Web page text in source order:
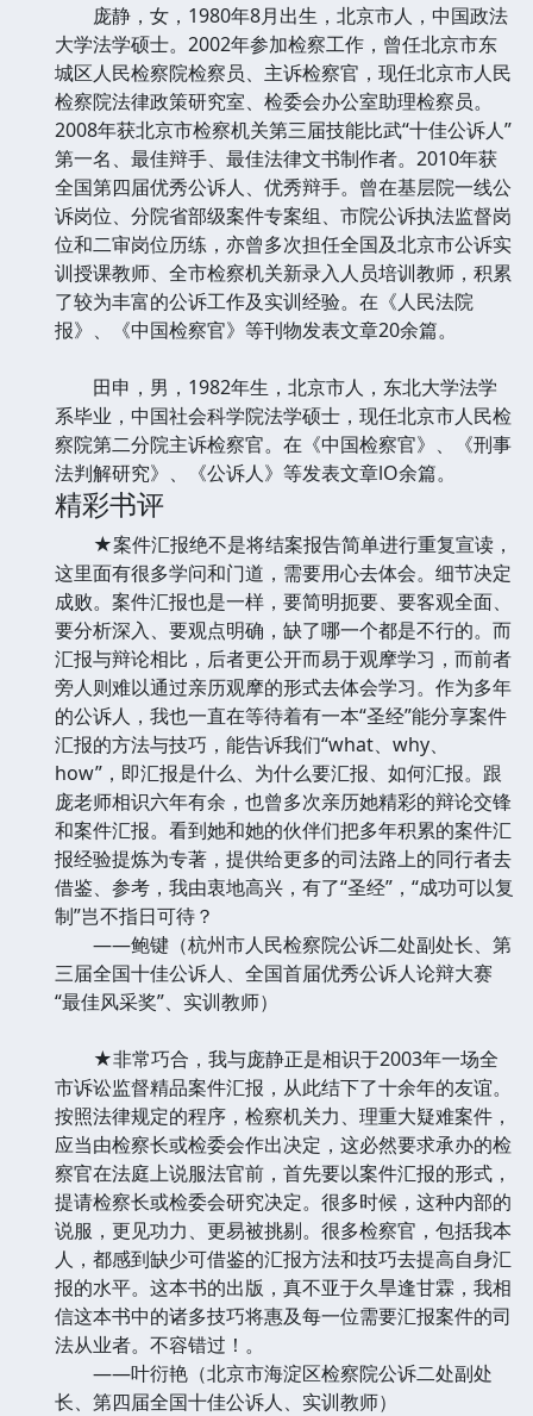
庞静，女，1980年8月出生，北京市人，中国政法
大学法学硕士。2002年参加检察工作，曾任北京市东
城区人民检察院检察员、主诉检察官，现任北京市人民
检察院法律政策研究室、检委会办公室助理检察员。
2008年获北京市检察机关第三届技能比武“十佳公诉人”
第一名、最佳辩手、最佳法律文书制作者。2010年获
全国第四届优秀公诉人、优秀辩手。曾在基层院一线公
诉岗位、分院省部级案件专案组、市院公诉执法监督岗
位和二审岗位历练，亦曾多次担任全国及北京市公诉实
训授课教师、全市检察机关新录入人员培训教师，积累
了较为丰富的公诉工作及实训经验。在《人民法院
报》、《中国检察官》等刊物发表文章20余篇。
田申，男，1982年生，北京市人，东北大学法学
系毕业，中国社会科学院法学硕士，现任北京市人民检
察院第二分院主诉检察官。在《中国检察官》、《刑事
法判解研究》、《公诉人》等发表文章lO余篇。
精彩书评
★案件汇报绝不是将结案报告简单进行重复宣读，
这里面有很多学问和门道，需要用心去体会。细节决定
成败。案件汇报也是一样，要简明扼要、要客观全面、
要分析深入、要观点明确，缺了哪一个都是不行的。而
汇报与辩论相比，后者更公开而易于观摩学习，而前者
旁人则难以通过亲历观摩的形式去体会学习。作为多年
的公诉人，我也一直在等待着有一本“圣经”能分享案件
汇报的方法与技巧，能告诉我们“what、why、
how”，即汇报是什么、为什么要汇报、如何汇报。跟
庞老师相识六年有余，也曾多次亲历她精彩的辩论交锋
和案件汇报。看到她和她的伙伴们把多年积累的案件汇
报经验提炼为专著，提供给更多的司法路上的同行者去
借鉴、参考，我由衷地高兴，有了“圣经”，“成功可以复
制”岂不指日可待？
——鲍键（杭州市人民检察院公诉二处副处长、第
三届全国十佳公诉人、全国首届优秀公诉人论辩大赛
“最佳风采奖”、实训教师）
★非常巧合，我与庞静正是相识于2003年一场全
市诉讼监督精品案件汇报，从此结下了十余年的友谊。
按照法律规定的程序，检察机关力、理重大疑难案件，
应当由检察长或检委会作出决定，这必然要求承办的检
察官在法庭上说服法官前，首先要以案件汇报的形式，
提请检察长或检委会研究决定。很多时候，这种内部的
说服，更见功力、更易被挑剔。很多检察官，包括我本
人，都感到缺少可借鉴的汇报方法和技巧去提高自身汇
报的水平。这本书的出版，真不亚于久旱逢甘霖，我相
信这本书中的诸多技巧将惠及每一位需要汇报案件的司
法从业者。不容错过！。
——叶衍艳（北京市海淀区检察院公诉二处副处
长、第四届全国十佳公诉人、实训教师）